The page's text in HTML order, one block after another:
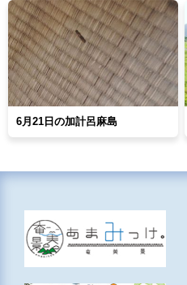
6月21日の加計呂麻島